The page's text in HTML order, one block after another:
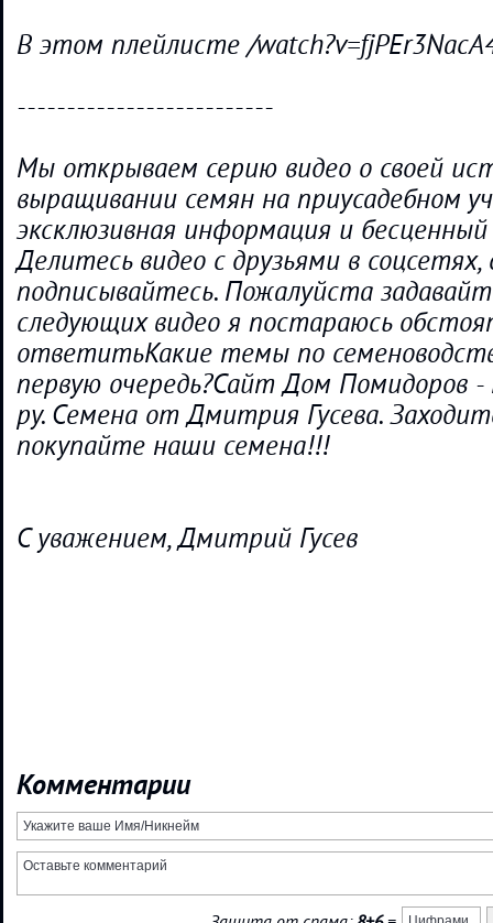
В этом плейлисте /
--------------------------
Мы открываем серию видео о своей
выращивании семян на приусадебном
эксклюзивная информация и
Делитесь видео с друзьями в
подписывайтесь. Пожалуйста
следующих видео я постараюсь
ответитьКакие темы по
первую очередь?Сайт Дом Помидоров
ру. Семена от Дмитрия Гусева.
покупайте наши семена!!!
С уважением, Дмитрий Гусев
Комментарии